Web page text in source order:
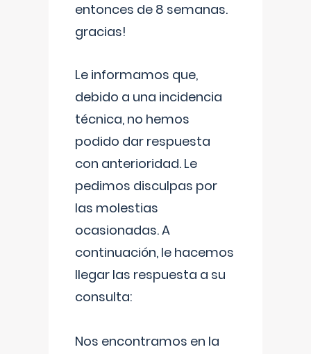
entonces de 8 semanas.
gracias!
Le informamos que,
debido a una incidencia
técnica, no hemos
podido dar respuesta
con anterioridad. Le
pedimos disculpas por
las molestias
ocasionadas. A
continuación, le hacemos
llegar las respuesta a su
consulta:
Nos encontramos en la